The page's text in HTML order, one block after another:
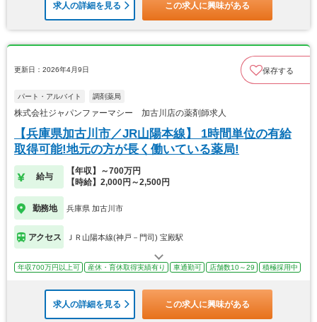
求人の詳細を見る この求人に興味がある
更新日：2026年4月9日 保存する
パート・アルバイト 調剤薬局
株式会社ジャパンファーマシー 加古川店の薬剤師求人
【兵庫県加古川市／JR山陽本線】 1時間単位の有給
取得可能!地元の方が長く働いている薬局!
給与
【年収】～700万円
【時給】2,000円～2,500円
勤務地 兵庫県 加古川市
アクセス ＪＲ山陽本線(神戸－門司) 宝殿駅
年収700万円以上可 産休・育休取得実績有り 車通勤可 店舗数10～29 積極採用中
求人の詳細を見る この求人に興味がある